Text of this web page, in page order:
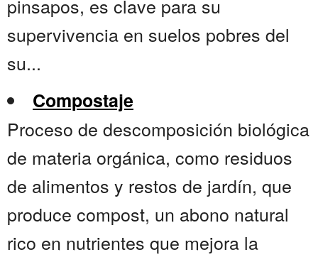
pinsapos, es clave para su
supervivencia en suelos pobres del
su...
Compostaje
Proceso de descomposición biológica
de materia orgánica, como residuos
de alimentos y restos de jardín, que
produce compost, un abono natural
rico en nutrientes que mejora la